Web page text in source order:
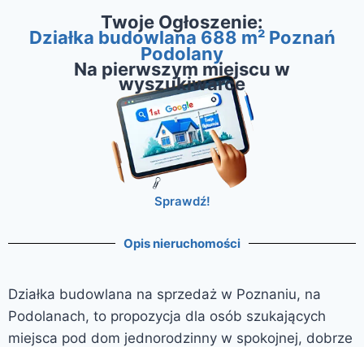
Twoje Ogłoszenie:
Działka budowlana 688 m² Poznań
Podolany
Na pierwszym miejscu w
wyszukiwarce
Sprawdź!
Opis nieruchomości
Działka budowlana na sprzedaż w Poznaniu, na
Podolanach, to propozycja dla osób szukających
miejsca pod dom jednorodzinny w spokojnej, dobrze